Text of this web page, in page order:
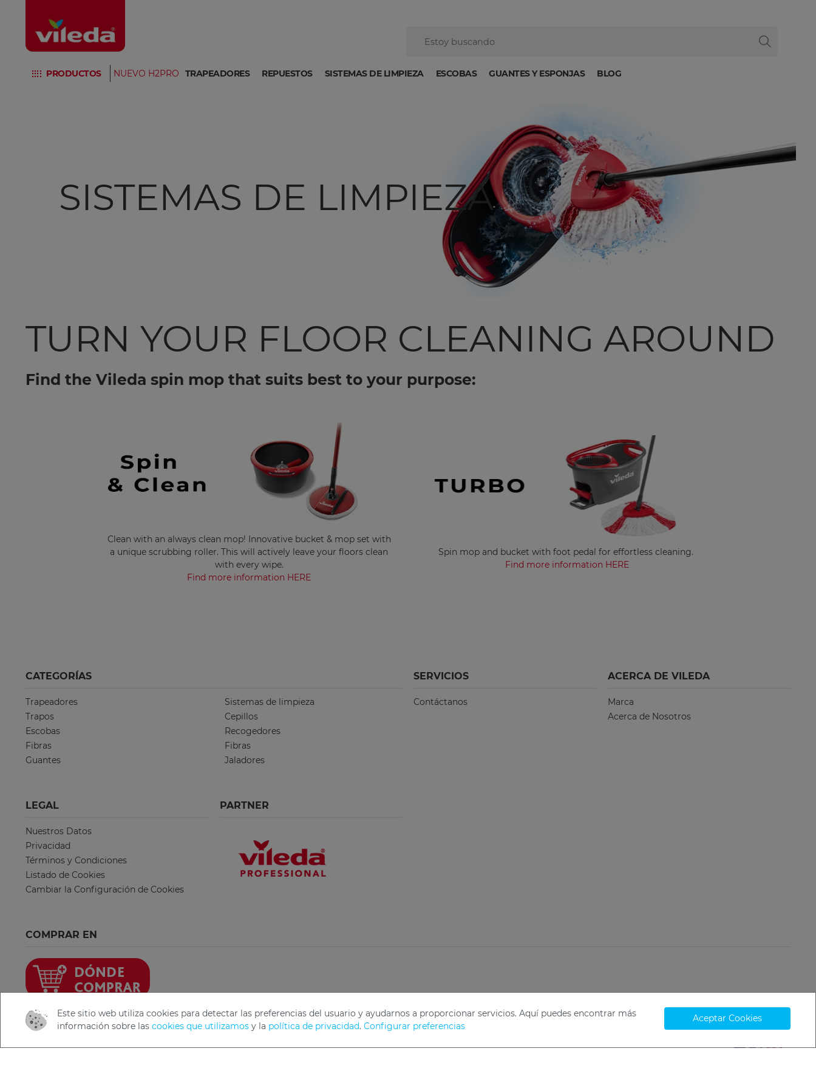
PRODUCTOS NUEVO H2PRO TRAPEADORES REPUESTOS SISTEMAS DE LIMPIEZA ESCOBAS GUANTES Y ESPONJAS BLOG
SISTEMAS DE LIMPIEZA
TURN YOUR FLOOR CLEANING AROUND
Find the Vileda spin mop that suits best to your purpose:
Clean with an always clean mop! Innovative bucket & mop set with
a unique scrubbing roller. This will actively leave your floors clean
with every wipe.
Find more information HERE
Spin mop and bucket with foot pedal for effortless cleaning.
Find more information HERE
CATEGORÍAS
Trapeadores
Trapos
Escobas
Fibras
Guantes
Sistemas de limpieza
Cepillos
Recogedores
Fibras
Jaladores
SERVICIOS
Contáctanos
ACERCA DE VILEDA
Marca
Acerca de Nosotros
LEGAL
Nuestros Datos
Privacidad
Términos y Condiciones
Listado de Cookies
Cambiar la Configuración de Cookies
PARTNER
COMPRAR EN
Este sitio web utiliza cookies para detectar las preferencias del usuario y ayudarnos a proporcionar servicios. Aquí puedes encontrar más
información sobre las cookies que utilizamos y la política de privacidad. Configurar preferencias
Aceptar Cookies